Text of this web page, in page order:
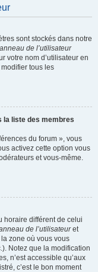
sont stockés dans notre
de l’utilisateur
votre nom d’utilisateur en
tous les
la liste des membres
du forum », vous
activez cette option vous
et vous-même.
horaire différent de celui
de l’utilisateuret
zone où vous vous
Notez que la modification
n’est accessible qu’aux
c’est le bon moment